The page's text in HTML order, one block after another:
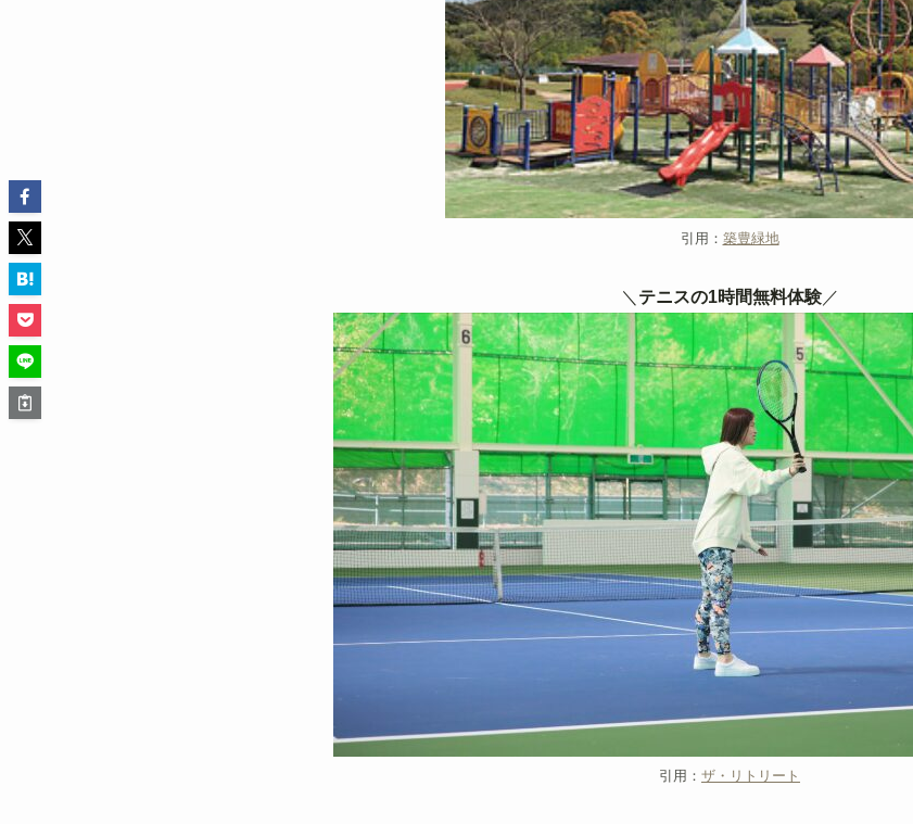
引用： 築豊緑地
＼ テニスの1時間無料体験／
引用： ザ・リトリート